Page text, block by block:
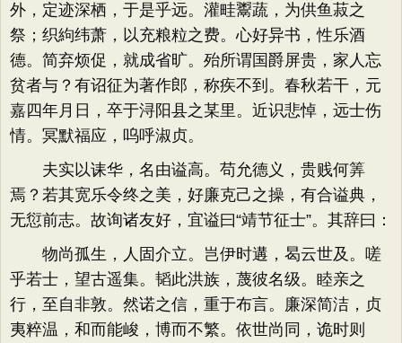
外，定迹深栖，于是乎远。灌畦鬻蔬，为供鱼菽之
祭；织絇纬萧，以充粮粒之费。心好异书，性乐酒
德。简弃烦促，就成省旷。殆所谓国爵屏贵，家人忘
贫者与？有诏征为著作郎，称疾不到。春秋若干，元
嘉四年月日，卒于浔阳县之某里。近识悲悼，远士伤
情。冥默福应，呜呼淑贞。
夫实以诔华，名由谥高。苟允德义，贵贱何筭
焉？若其宽乐令终之美，好廉克己之操，有合谥典，
无愆前志。故询诸友好，宜谥曰“靖节征士”。其辞曰：
物尚孤生，人固介立。岂伊时遘，曷云世及。嗟
乎若士，望古遥集。韬此洪族，蔑彼名级。睦亲之
行，至自非敦。然诺之信，重于布言。廉深简洁，贞
夷粹温，和而能峻，博而不繁。依世尚同，诡时则